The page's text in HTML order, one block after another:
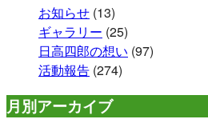
お知らせ (13)
ギャラリー (25)
日高四郎の想い (97)
活動報告 (274)
月別アーカイブ